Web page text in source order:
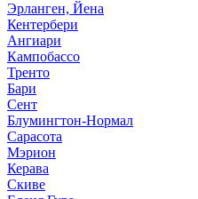
Эрланген, Йена
Кентербери
Ангиари
Кампобассо
Тренто
Бари
Сент
Блумингтон-Нормал
Сарасота
Мэрион
Керава
Скиве